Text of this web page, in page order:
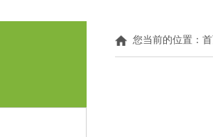
您当前的位置：